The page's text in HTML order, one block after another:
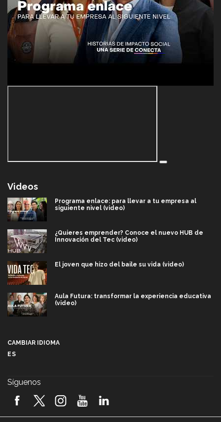
Videos
Programa enlace: para llevar a tu empresa al
siguiente nivel (video)
¿Quieres emprender? Conoce el nuevo HUB de
Innovación del Tec (video)
El joven que hizo del baile su vida (video)
Aula Futura: transformar la experiencia educativa
(video)
2026! (video)
CAMBIAR IDIOMA
ES
Síguenos